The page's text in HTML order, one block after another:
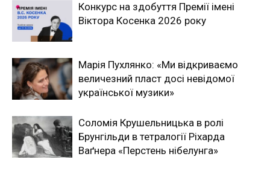
Конкурс на здобуття Премії імені
Віктора Косенка 2026 року
Марія Пухлянко: «Ми відкриваємо
величезний пласт досі невідомої
української музики»
Соломія Крушельницька в ролі
Брунгільди в тетралогії Ріхарда
Ваґнера «Перстень нібелунга»